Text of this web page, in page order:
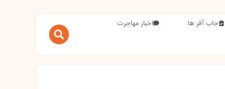
جاب آفر ها اخبار مهاجرت